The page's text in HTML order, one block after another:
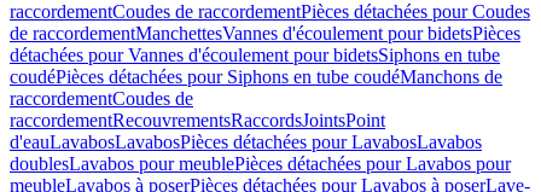
raccordementCoudes de raccordementPièces détachées pour Coudes
de raccordementManchettesVannes d'écoulement pour bidetsPièces
détachées pour Vannes d'écoulement pour bidetsSiphons en tube
coudéPièces détachées pour Siphons en tube coudéManchons de
raccordementCoudes de
raccordementRecouvrementsRaccordsJointsPoint
d'eauLavabosLavabosPièces détachées pour LavabosLavabos
doublesLavabos pour meublePièces détachées pour Lavabos pour
meubleLavabos à poserPièces détachées pour Lavabos à poserLave-